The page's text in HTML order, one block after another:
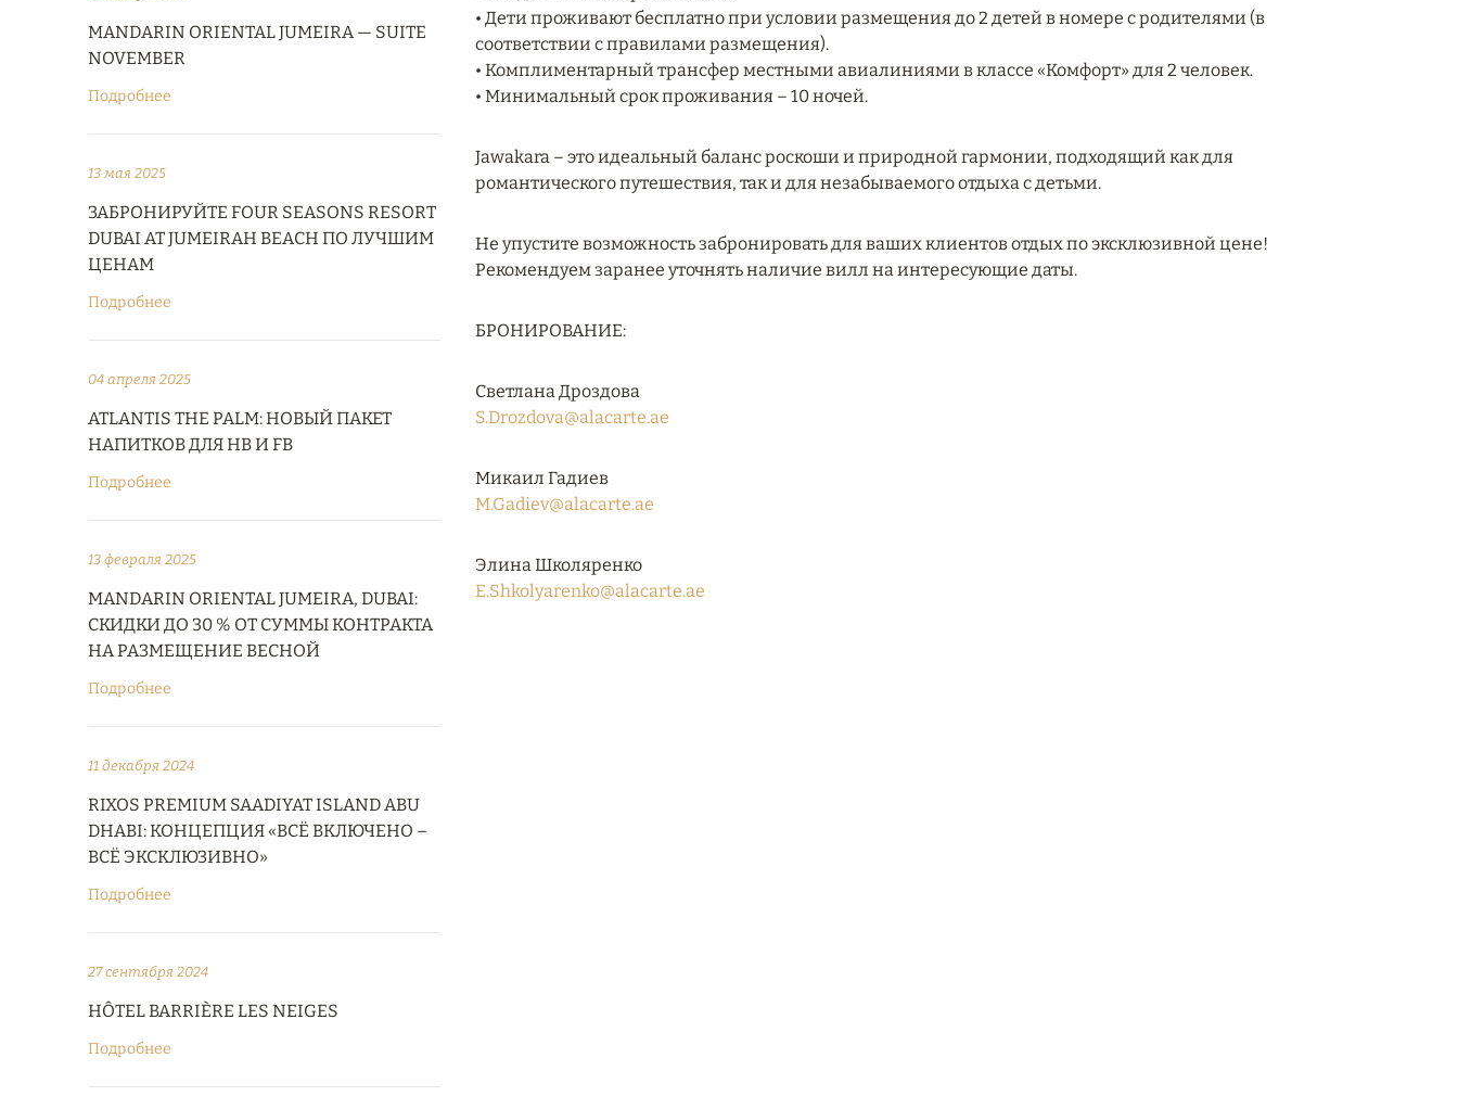
MANDARIN ORIENTAL JUMEIRA — SUITE
NOVEMBER
Подробнее
13 мая 2025
ЗАБРОНИРУЙТЕ FOUR SEASONS RESORT
DUBAI AT JUMEIRAH BEACH ПО ЛУЧШИМ
ЦЕНАМ
Подробнее
04 апреля 2025
ATLANTIS THE PALM: НОВЫЙ ПАКЕТ
НАПИТКОВ ДЛЯ HB И FB
Подробнее
13 февраля 2025
MANDARIN ORIENTAL JUMEIRA, DUBAI:
СКИДКИ ДО 30 % ОТ СУММЫ КОНТРАКТА
НА РАЗМЕЩЕНИЕ ВЕСНОЙ
Подробнее
11 декабря 2024
RIXOS PREMIUM SAADIYAT ISLAND ABU
DHABI: КОНЦЕПЦИЯ «ВСЁ ВКЛЮЧЕНО –
ВСЁ ЭКСКЛЮЗИВНО»
Подробнее
27 сентября 2024
HÔTEL BARRIÈRE LES NEIGES
Подробнее
• Дети проживают бесплатно при условии размещения до 2 детей в номере с родителями (в
соответствии с правилами размещения).
• Комплиментарный трансфер местными авиалиниями в классе «Комфорт» для 2 человек.
• Минимальный срок проживания – 10 ночей.
Jawakara – это идеальный баланс роскоши и природной гармонии, подходящий как для
романтического путешествия, так и для незабываемого отдыха с детьми.
Не упустите возможность забронировать для ваших клиентов отдых по эксклюзивной цене!
Рекомендуем заранее уточнять наличие вилл на интересующие даты.
БРОНИРОВАНИЕ:
Светлана Дроздова
S.Drozdova@alacarte.ae
Микаил Гадиев
M.Gadiev@alacarte.ae
Элина Школяренко
E.Shkolyarenko@alacarte.ae